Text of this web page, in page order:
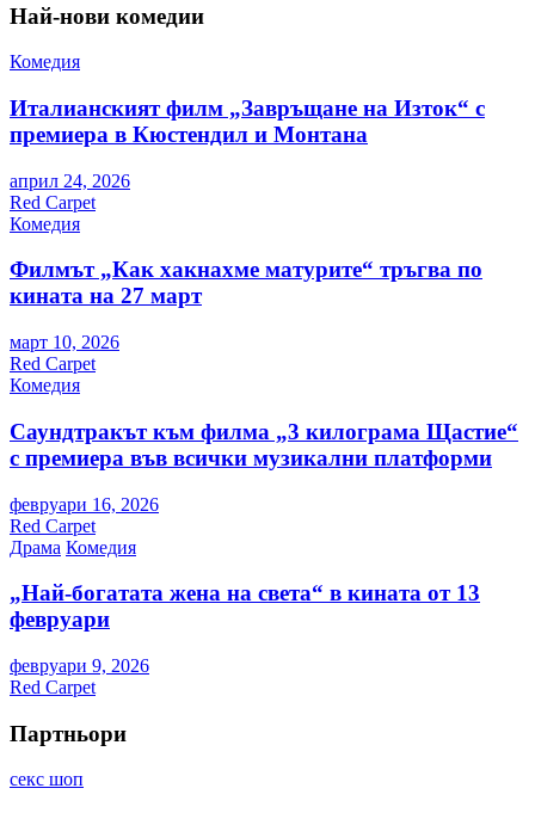
Най-нови комедии
Комедия
Италианският филм „Завръщане на Изток“ с
премиера в Кюстендил и Монтана
април 24, 2026
Red Carpet
Комедия
Филмът „Как хакнахме матурите“ тръгва по
кината на 27 март
март 10, 2026
Red Carpet
Комедия
Саундтракът към филма „3 килограма Щастие“
с премиера във всички музикални платформи
февруари 16, 2026
Red Carpet
Драма Комедия
„Най-богатата жена на света“ в кината от 13
февруари
февруари 9, 2026
Red Carpet
Партньори
секс шоп